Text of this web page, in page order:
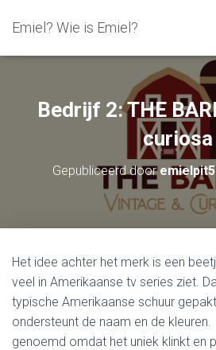
Emiel? Wie is Emiel?
Bedrijf 2: THE
curiosa
Gepubliceerd dooremielpit5
Het idee achter het merk is een
veel in Amerikaanse tv series ziet.
typische Amerikaanse schuur
ondersteunt de naam en de kleuren.
genoemd omdat het uniek klinkt en